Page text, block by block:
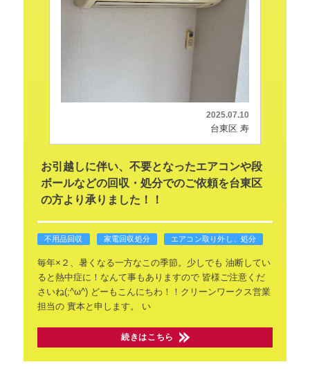
2025.07.10
台東区 寿
お引越しに伴い、不要となったエアコンや段
ボールなどの回収・処分でのご依頼を台東区
の方より承りました！！
不用品回収 家電回収処分 エアコン取り外し、処分
毎年×２、暑くなる一方なこの季節。少しでも 油断してい
ると熱中症に！なんて事もありますので皆様ご注意くだ
さいね(;^ω^)どーもこんにちわ！！クリーンワークス営業
担当の實本と申します。 い
続きはこちら